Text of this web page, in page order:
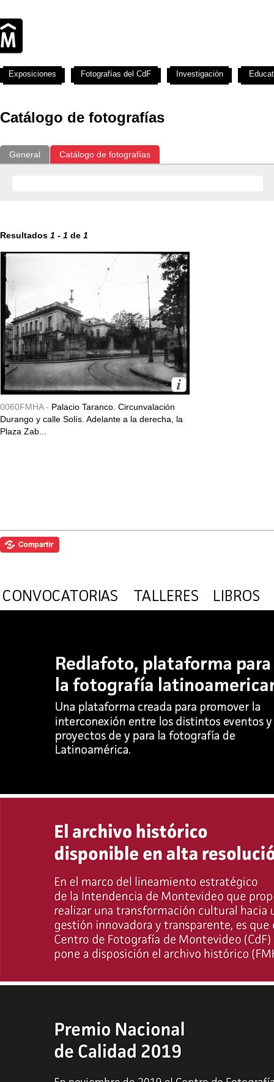
Catálogo de fotografías
General Catálogo de fotografías
Resultados 1 - 1 de 1
0060FMHA - Palacio Taranco. Circunvalación
Durango y calle Solís. Adelante a la derecha, la
Plaza Zab...
Exposiciones Fotografías del CdF Investigación